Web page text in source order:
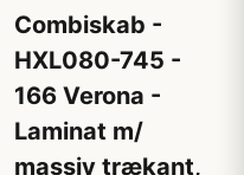
Combiskab -
HXL080-745 -
166 Verona -
Laminat m/
massiv trækant,